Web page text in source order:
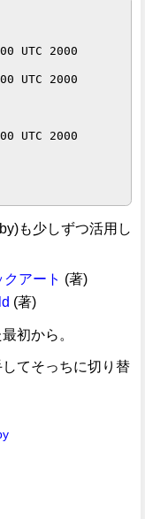
UTC 2000
UTC 2000
UTC 2000
も少しずつ活用し
アート (著)
(著)
初から。
てそっちに切り替